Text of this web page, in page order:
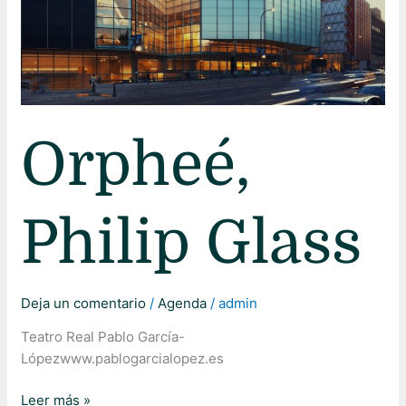
Orpheé,
Philip Glass
Deja un comentario /Agenda /admin
Teatro Real Pablo García-
Lópezwww.pablogarcialopez.es
Leer más »